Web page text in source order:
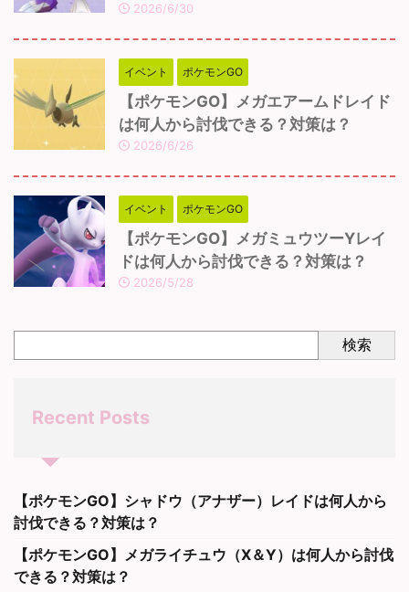
2026/6/30
イベント ポケモンGO
【ポケモンGO】メガエアームドレイド
は何人から討伐できる？対策は？
2026/6/26
イベント ポケモンGO
【ポケモンGO】メガミュウツーYレイ
ドは何人から討伐できる？対策は？
2026/5/28
検索
Recent Posts
【ポケモンGO】シャドウ（アナザー）レイドは何人から
討伐できる？対策は？
【ポケモンGO】メガライチュウ（X＆Y）は何人から討伐
できる？対策は？